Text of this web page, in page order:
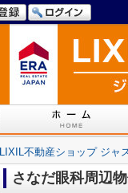
LIXIL不動産ショップ ジャ
さなだ眼科周辺